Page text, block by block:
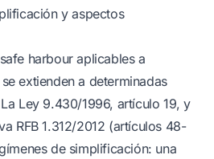
y aspectos
harbour aplicables a
extienden a determinadas
Ley 9.430/1996, artículo 19, y
RFB 1.312/2012 (artículos 48-
de simplificación: una